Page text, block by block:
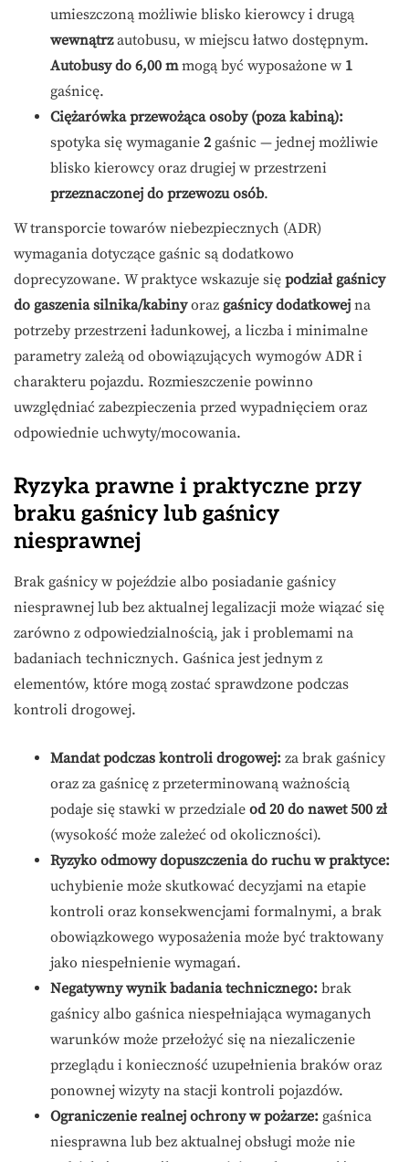
umieszczoną możliwie blisko kierowcy i drugą
wewnątrzautobusu, w miejscu łatwo dostępnym.
Autobusy do 6,00 mmogą być wyposażone w 1
gaśnicę.
Ciężarówka przewożąca osoby (poza kabiną):
spotyka się wymaganie 2 gaśnic — jednej możliwie
blisko kierowcy oraz drugiej w przestrzeni
przeznaczonej do przewozu osób.
W transporcie towarów niebezpiecznych (ADR)
wymagania dotyczące gaśnic są dodatkowo
doprecyzowane. W praktyce wskazuje się podział gaśnicy
do gaszenia silnika/kabinyoraz gaśnicy dodatkowej na
potrzeby przestrzeni ładunkowej, a liczba i minimalne
parametry zależą od obowiązujących wymogów ADR i
charakteru pojazdu. Rozmieszczenie powinno
uwzględniać zabezpieczenia przed wypadnięciem oraz
odpowiednie uchwyty/mocowania.
Ryzyka prawne i praktyczne przy
braku gaśnicy lub gaśnicy
niesprawnej
Brak gaśnicy w pojeździe albo posiadanie gaśnicy
niesprawnej lub bez aktualnej legalizacji może wiązać się
zarówno z odpowiedzialnością, jak i problemami na
badaniach technicznych. Gaśnica jest jednym z
elementów, które mogą zostać sprawdzone podczas
kontroli drogowej.
Mandat podczas kontroli drogowej: za brak gaśnicy
oraz za gaśnicę z przeterminowaną ważnością
podaje się stawki w przedziale od 20 do nawet 500 zł
(wysokość może zależeć od okoliczności).
Ryzyko odmowy dopuszczenia do ruchu w praktyce:
uchybienie może skutkować decyzjami na etapie
kontroli oraz konsekwencjami formalnymi, a brak
obowiązkowego wyposażenia może być traktowany
jako niespełnienie wymagań.
Negatywny wynik badania technicznego: brak
gaśnicy albo gaśnica niespełniająca wymaganych
warunków może przełożyć się na niezaliczenie
przeglądu i konieczność uzupełnienia braków oraz
ponownej wizyty na stacji kontroli pojazdów.
Ograniczenie realnej ochrony w pożarze: gaśnica
niesprawna lub bez aktualnej obsługi może nie